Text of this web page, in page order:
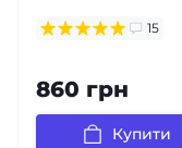
15
860 грн
Купити